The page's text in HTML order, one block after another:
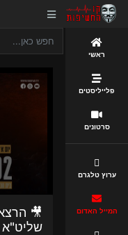
ראשי
פלייליסטים
סרטונים
ערוץ טלגרם
המייל האדום
🎥
שליט"א 🚸